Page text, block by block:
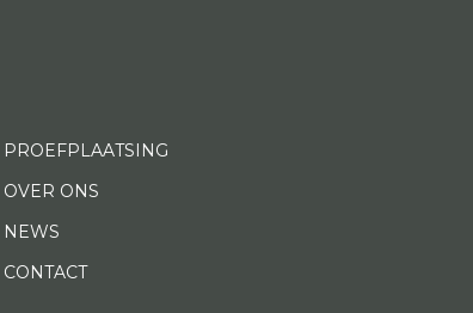
PROEFPLAATSING
OVER ONS
NEWS
CONTACT